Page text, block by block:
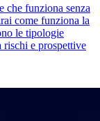
che funziona senza
come funziona la
le tipologie
rischi e prospettive